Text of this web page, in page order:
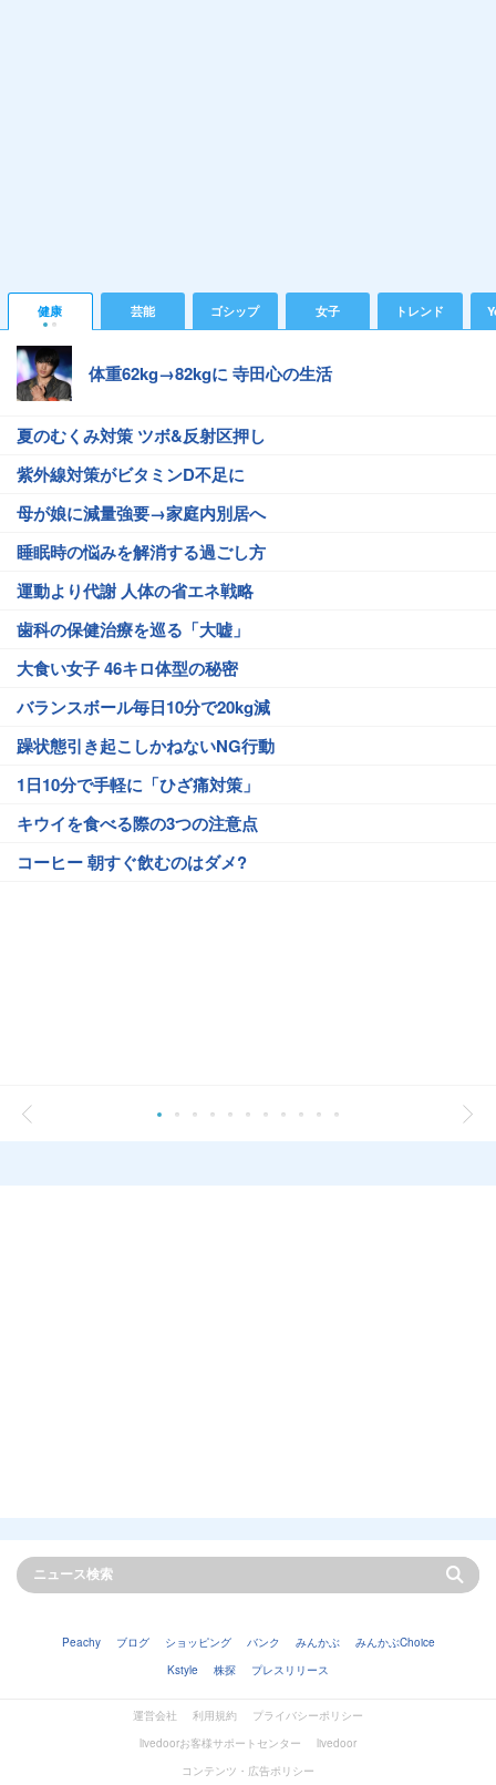
健康 芸能 ゴシップ 女子 トレンド
体重62kg→82kgに 寺田心の生活
夏のむくみ対策 ツボ&反射区押し
紫外線対策がビタミンD不足に
母が娘に減量強要→家庭内別居へ
睡眠時の悩みを解消する過ごし方
運動より代謝 人体の省エネ戦略
歯科の保健治療を巡る「大嘘」
大食い女子 46キロ体型の秘密
バランスボール毎日10分で20kg減
躁状態引き起こしかねないNG行動
1日10分で手軽に「ひざ痛対策」
キウイを食べる際の3つの注意点
コーヒー 朝すぐ飲むのはダメ?
Peachy ブログ ショッピング バンク みんかぶ
みんかぶChoice
Kstyle
株探 プレスリリース
運営会社 利用規約
プライバシーポリシー
livedoorお客様サポートセンター
livedoor
コンテンツ・広告ポリシー